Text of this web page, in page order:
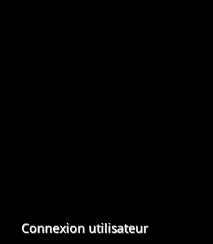
Connexion utilisateur